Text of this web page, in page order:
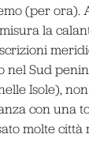
(per ora).
la
nel Sud
Isole),
con una
molte città